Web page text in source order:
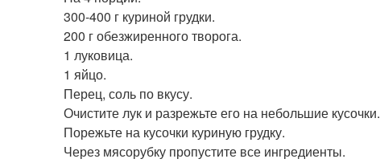
300-400 г куриной грудки.
200 г обезжиренного творога.
1 луковица.
1 яйцо.
Перец, соль по вкусу.
Очистите лук и разрежьте его на небольшие кусочки.
Порежьте на кусочки куриную грудку.
Через мясорубку пропустите все ингредиенты.